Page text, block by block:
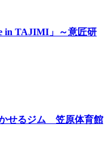
in TAJIMI」～意匠研
せるジム 笠原体育館